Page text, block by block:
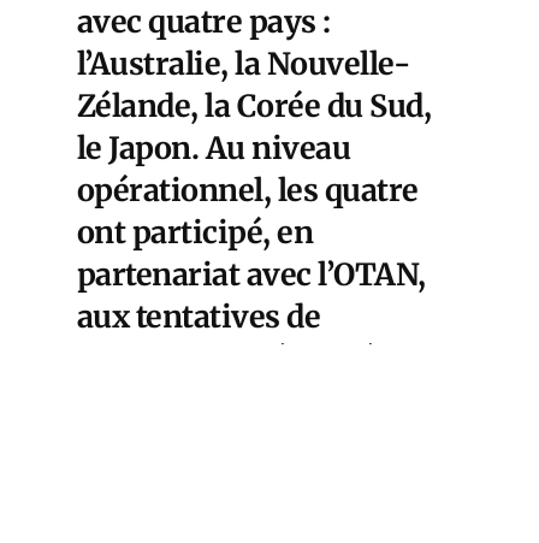
avec quatre pays :
l’Australie, la Nouvelle-
Zélande, la Corée du Sud,
le Japon. Au niveau
opérationnel, les quatre
ont participé, en
partenariat avec l’OTAN,
aux tentatives de